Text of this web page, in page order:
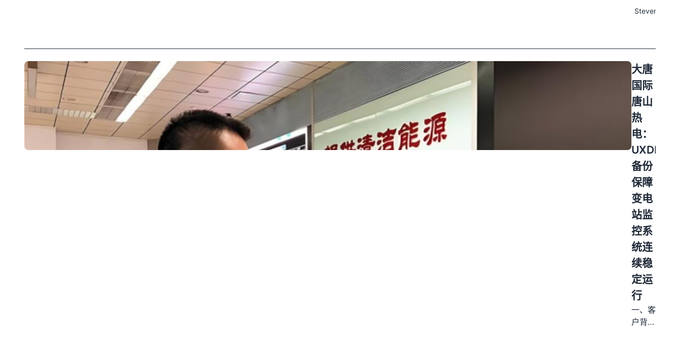
业综合
地区，
环境气
候复杂
（冬季
低温、
风沙
大、昼
夜温差
悬
殊）。
光热电
站的聚
光场、
吸热
塔、储
热罐、
汽轮发
电机组
等关键
设备对
监控系
统实时
唐山玉
司主营
热力生
产和余
热发
电。为
响应国
家光伏
并网政
策及电
力行业
信息系
统安全
要求，
公司需
要对原
有的
PRS7000
监控系
统进行
升级改
造。该
系统基
Steven
大唐
国际
唐山
热
电：
UXDB
备份
保障
变电
站监
控系
统连
续稳
定运
行
一、客
户背景